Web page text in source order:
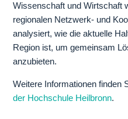
Wissenschaft und Wirtschaft
regionalen Netzwerk- und
analysiert, wie die aktuelle
Region ist, um gemeinsam
anzubieten.
Weitere Informationen finden
der Hochschule Heilbronn.